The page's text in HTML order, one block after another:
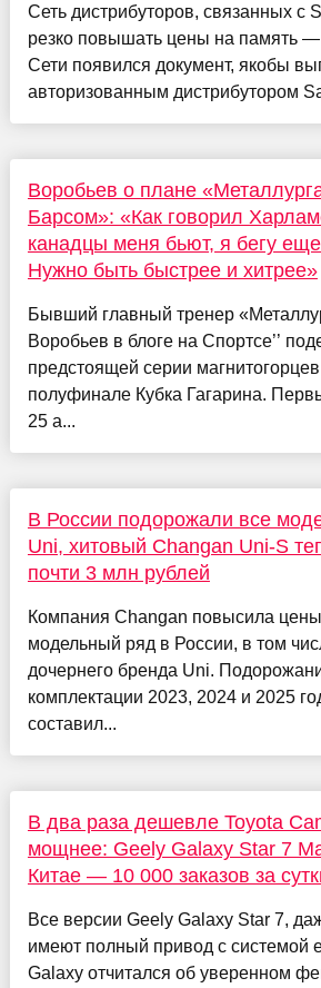
Сеть дистрибуторов, связанных с
резко повышать цены на память —
Сети появился документ, якобы
авторизованным дистрибутором
Воробьев о плане
Барсом»: «Как говорил
канадцы меня бьют, я бегу
Нужно быть быстрее и хитрее»
Бывший главный тренер
Воробьев в блоге на Спортсе’’
предстоящей серии
полуфинале Кубка Гагарина.
25 а...
В России подорожали все
Uni, хитовый Changan Uni-S
почти 3 млн рублей
Компания Changan повысила
модельный ряд в России, в том
дочернего бренда Uni.
комплектации 2023, 2024 и 2025
составил...
В два раза дешевле Toyota
мощнее: Geely Galaxy Star 7
Китае — 10 000 заказов за
Все версии Geely Galaxy Star 7,
имеют полный привод с системой
Galaxy отчитался об уверенном